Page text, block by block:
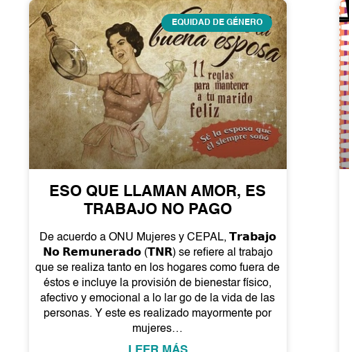
EQUIDAD DE GÉNERO
ESO QUE LLAMAN AMOR, ES
TRABAJO NO PAGO
De acuerdo a ONU Mujeres y CEPAL, 𝗧𝗿𝗮𝗯𝗮𝗷𝗼
𝗡𝗼 𝗥𝗲𝗺𝘂𝗻𝗲𝗿𝗮𝗱𝗼 (𝗧𝗡𝗥) se refiere al trabajo
que se realiza tanto en los hogares como fuera de
éstos e incluye la provisión de bienestar físico,
afectivo y emocional a lo lar go de la vida de las
personas. Y este es realizado mayormente por
mujeres…